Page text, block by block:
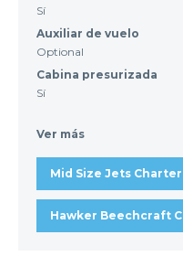
Sí
Auxiliar de vuelo
Optional
Cabina presurizada
Sí
Ver más
Mid Size Jets Charter
Hawker Beechcraft